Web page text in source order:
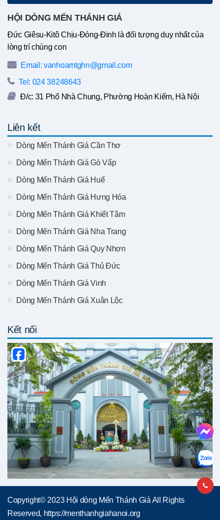
HỘI DÒNG MẾN THÁNH GIÁ
Đức Giêsu-Kitô Chịu-Đóng-Đinh là đối tượng duy nhất của
lòng trí chúng con
Email: vanhoamtghn@gmail.com
Tel: 024 38248643
Đ/c: 31 Phố Nhà Chung, Phường Hoàn Kiếm, Hà Nội
Liên kết
Dòng Mến Thánh Giá Cần Thơ
Dòng Mến Thánh Giá Gò Vấp
Dòng Mến Thánh Giá Huế
Dòng Mến Thánh Giá Hưng Hóa
Dòng Mến Thánh Giá Khiết Tâm
Dòng Mến Thánh Giá Nha Trang
Dòng Mến Thánh Giá Quy Nhơn
Dòng Mến Thánh Giá Thủ Đức
Dòng Mến Thánh Giá Vinh
Dòng Mến Thánh Giá Xuân Lộc
Kết nối
Copyright© 2023 Hội dòng Mến Thánh Giá All Rights
Reserved, https://menthanhgiahanoi.org